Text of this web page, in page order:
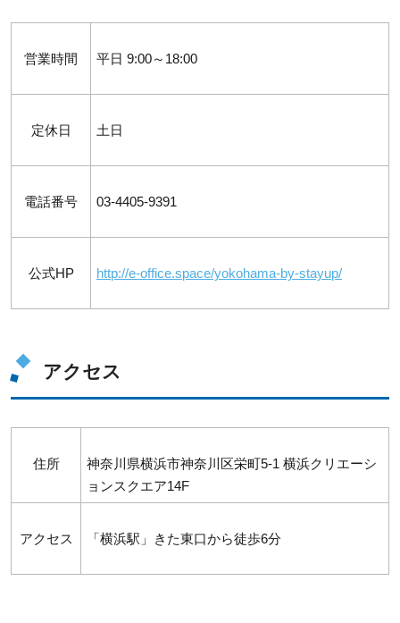
営業時間 平日 9:00～18:00
定休日 土日
電話番号 03-4405-9391
公式HP http://e-office.space/yokohama-by-stayup/
アクセス
住所
神奈川県横浜市神奈川区栄町5-1 横浜クリエーシ
ョンスクエア14F
アクセス 「横浜駅」きた東口から徒歩6分